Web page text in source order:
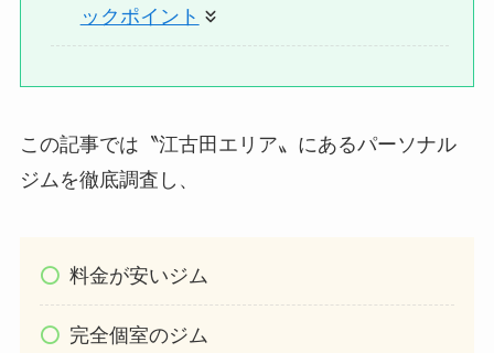
ックポイント
この記事では〝江古田エリア〟にあるパーソナル
ジムを徹底調査し、
料金が安いジム
完全個室のジム